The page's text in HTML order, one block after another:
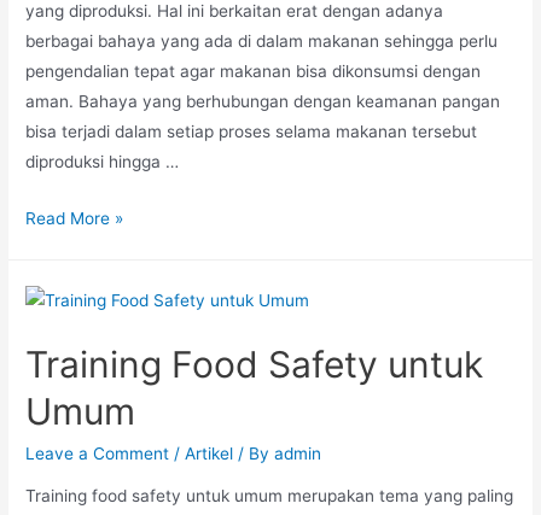
yang diproduksi. Hal ini berkaitan erat dengan adanya
berbagai bahaya yang ada di dalam makanan sehingga perlu
pengendalian tepat agar makanan bisa dikonsumsi dengan
aman. Bahaya yang berhubungan dengan keamanan pangan
bisa terjadi dalam setiap proses selama makanan tersebut
diproduksi hingga …
Read More »
Training Food Safety untuk
Umum
Leave a Comment /Artikel / Byadmin
Training food safety untuk umum merupakan tema yang paling